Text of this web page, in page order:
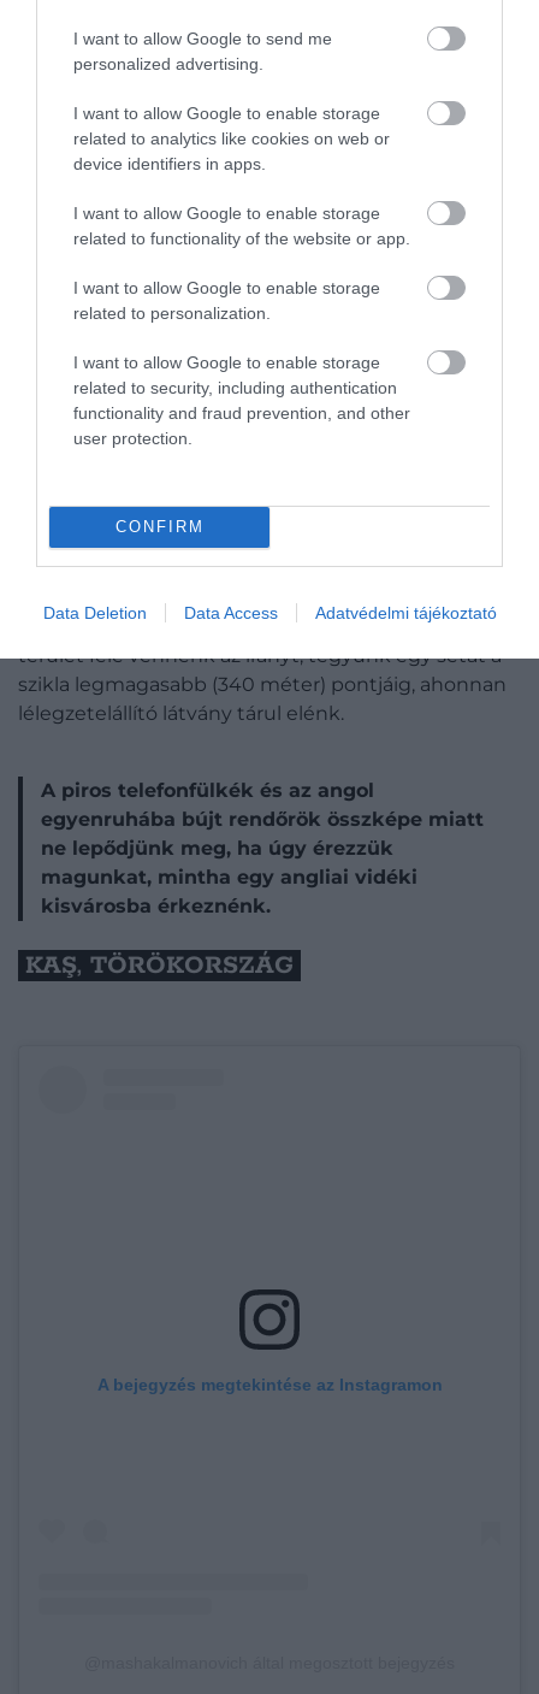
I want to allow Google to send me
personalized advertising.
I want to allow Google to enable storage
related to analytics like cookies on web or
device identifiers in apps.
I want to allow Google to enable storage
related to functionality of the website or app.
I want to allow Google to enable storage
related to personalization.
I want to allow Google to enable storage
related to security, including authentication
functionality and fraud prevention, and other
user protection.
CONFIRM
Data Deletion Data Access Adatvédelmi tájékoztató
Gibraltári-szoros, ami már önmagában izgalmas úti
cél lehet a kirándulók számára. Érdemes télen a
térségbe látogatni, ugyanis télen az
átlaghőmérséklet 15 Celsius-fok körül mozog, a
napos időjárás miatt pedig gyakran elég lehet egy
Ha szeretünk kirándulni és szívesen töltünk időt a
bővelkedik a felfedeznivaló tájakban, de a
különböző botanikus kertek, valamint a
barlangrendszerek is számos izgalmat rejtegetnek.
Ha ide látogatunk, semmiképpen se hagyjuk ki a
leglátványosabb cseppkőbarlang a térségben de
meglátogathatjuk a második világháborúból
fennmaradt alagutakat is. Felmászhatunk az egyik
legismertebb, majmok lakta sziklára, a
. Ha az Upper Rock
természetvédelmi
terület felé vennénk az irányt, tegyünk egy sétát a
szikla legmagasabb (340 méter) pontjáig, ahonnan
lélegzetelállító látvány tárul elénk.
A piros telefonfülkék és az angol
egyenruhába bújt rendőrök összképe miatt
ne lepődjünk meg, ha úgy érezzük
magunkat, mintha egy angliai vidéki
kisvárosba érkeznénk.
KAŞ, TÖRÖKORSZÁG
A bejegyzés megtekintése az Instagramon